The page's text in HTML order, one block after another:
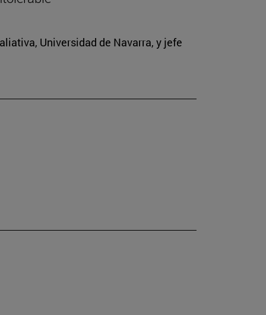
Universidad de Navarra, y jefe